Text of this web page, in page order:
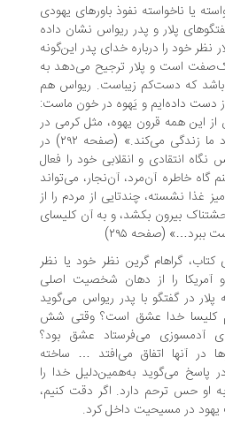
نفوذ باورهای یهودی
و پدر ریواس نشان داده
را درباره خدای پدر این‌گونه
و پلار ترجیح می‌دهد به
که دست‌کم زیباست. ریواس هم
داده‌ایم و یَهوه در خون ماست:
قرون یهوه، مثل کرمی در
امعاء و احشاء در ظلمت وجود ما زندگی می‌کند.» (صفحه ۲۹۲) در
و انقلابی خود را فعال
آن‌مرد، آن‌نجار، می‌تواند
چندتایی از مردم را از
بکشد، و به آن کلیسای
(صفحه ۲۹۵)
گرین نظر خود یا نظر
را از دهان شخصیت اصلی
گفتگو با پدر ریواس می‌گوید
خدا عشق است؟ وقتی شش
می‌فرستاد عشق بود؟
اتفاق می‌افتد … ساخته
به‌همین‌دلیل خدا را
ترحم دارد. اگر دقت کنیم،
مسیحیت داخل کرد.